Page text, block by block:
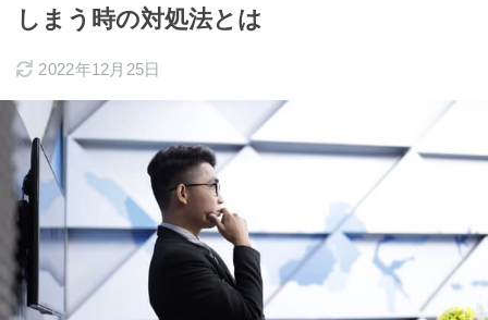
しまう時の対処法とは
2022年12月25日